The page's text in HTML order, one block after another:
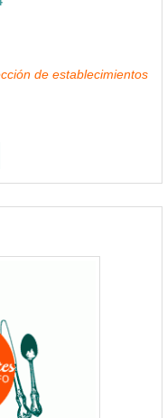
de establecimientos